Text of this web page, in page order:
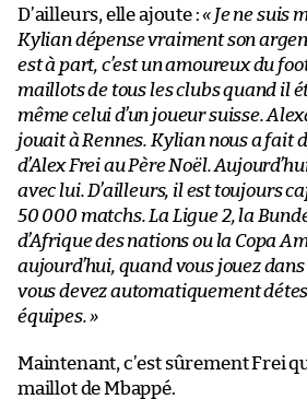
D’ailleurs, elle ajoute :« Je ne suis
Kylian dépense vraiment son
est à part, c’est un amoureux du
maillots de tous les clubs quand il
même celui d’un joueur suisse.
jouait à Rennes. Kylian nous a fait
d’Alex Frei au Père Noël.
avec lui. D’ailleurs, il est toujours
50 000 matchs. La Ligue 2, la
d’Afrique des nations ou la Copa
aujourd’hui, quand vous jouez dans
vous devez automatiquement
équipes. »
Maintenant, c’est sûrement Frei
maillot de Mbappé.